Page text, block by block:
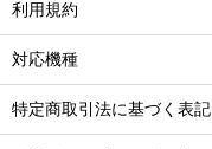
利用規約
対応機種
特定商取引法に基づく表記